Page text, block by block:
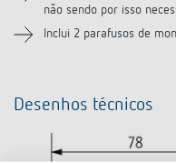
não sendo por isso
Inclui 2 parafusos de
Desenhos técnicos